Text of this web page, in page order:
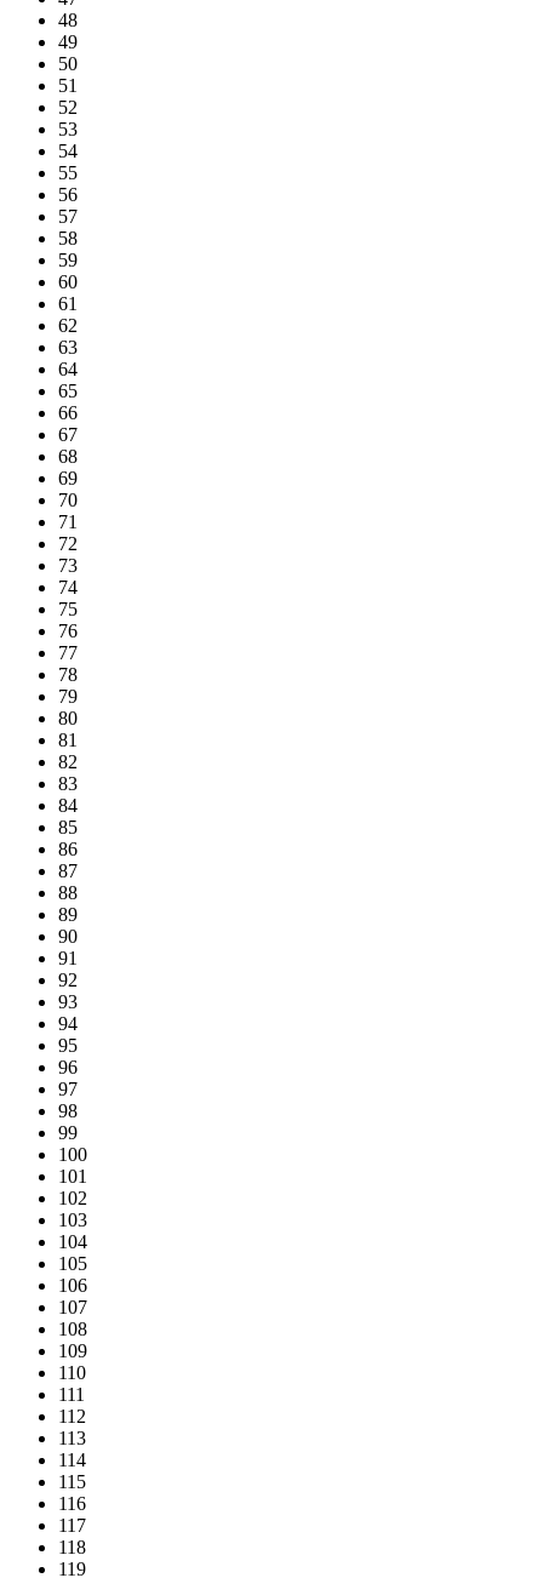
48
49
50
51
52
53
54
55
56
57
58
59
60
61
62
63
64
65
66
67
68
69
70
71
72
73
74
75
76
77
78
79
80
81
82
83
84
85
86
87
88
89
90
91
92
93
94
95
96
97
98
99
100
101
102
103
104
105
106
107
108
109
110
111
112
113
114
115
116
117
118
119